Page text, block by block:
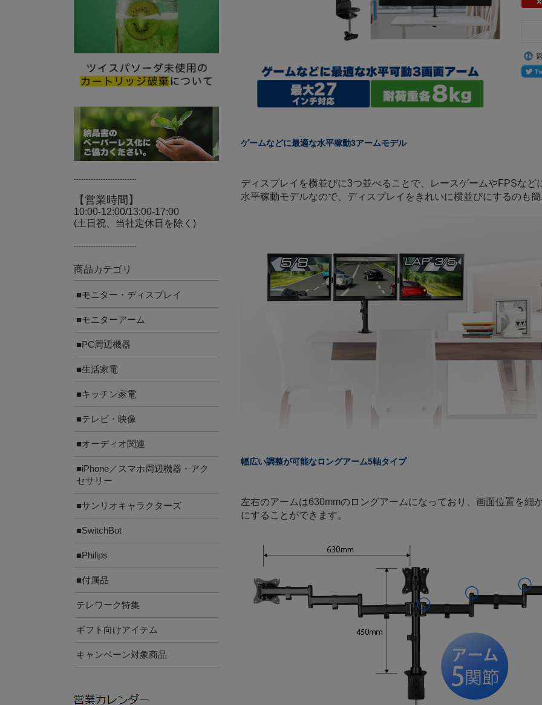
ゲームなどに最適な水平稼動3アームモデル
ディスプレイを横並びに3つ並べることで、レースゲームやFPSな
水平稼動モデルなので、ディスプレイをきれいに横並びにするのも
幅広い調整が可能なロングアーム5軸タイプ
左右のアームは630mmのロングアームになっており、画面位置を細
にすることができます。
--------------------------
【営業時間】
10:00-12:00/13:00-17:00
(土日祝、当社定休日を除く)
--------------------------
商品カテゴリ
■モニター・ディスプレイ
■モニターアーム
■PC周辺機器
■生活家電
■キッチン家電
■テレビ・映像
■オーディオ関連
■iPhone／スマホ周辺機器・アク
セサリー
■サンリオキャラクターズ
■SwitchBot
■Philips
■付属品
テレワーク特集
ギフト向けアイテム
キャンペーン対象商品